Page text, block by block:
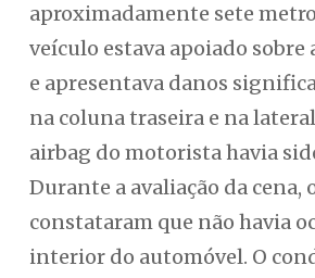
aproximadamente sete
veículo estava apoiado sobre
e apresentava danos
na coluna traseira e na
airbag do motorista havia
Durante a avaliação da cena,
constataram que não havia
interior do automóvel. O